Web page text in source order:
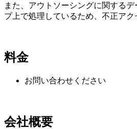
また、アウトソーシングに関する
プ上で処理しているため、不正アク
料金
お問い合わせください
会社概要